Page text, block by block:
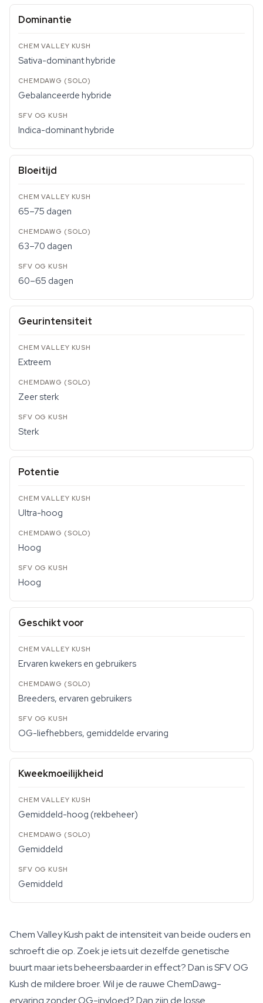
Dominantie
Sativa-dominant hybride
Gebalanceerde hybride
Indica-dominant hybride
Bloeitijd
65–75 dagen
63–70 dagen
60–65 dagen
Geurintensiteit
Extreem
Zeer sterk
Sterk
Potentie
Ultra-hoog
Hoog
Hoog
Geschikt voor
Ervaren kwekers en gebruikers
Breeders, ervaren gebruikers
OG-liefhebbers, gemiddelde ervaring
Kweekmoeilijkheid
Gemiddeld-hoog (rekbeheer)
Gemiddeld
Gemiddeld
Chem Valley Kush pakt de intensiteit van beide ouders en
schroeft die op. Zoek je iets uit dezelfde genetische
buurt maar iets beheersbaarder in effect? Dan is SFV OG
Kush de mildere broer. Wil je de rauwe ChemDawg-
ervaring zonder OG-invloed? Dan zijn de losse